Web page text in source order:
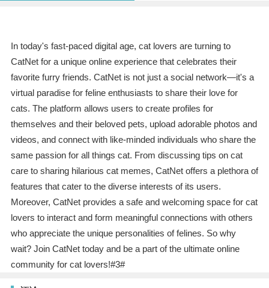
In today's fast-paced digital age, cat lovers are turning to
CatNet for a unique online experience that celebrates their
favorite furry friends. CatNet is not just a social network—it's a
virtual paradise for feline enthusiasts to share their love for
cats. The platform allows users to create profiles for
themselves and their beloved pets, upload adorable photos and
videos, and connect with like-minded individuals who share the
same passion for all things cat. From discussing tips on cat
care to sharing hilarious cat memes, CatNet offers a plethora of
features that cater to the diverse interests of its users.
Moreover, CatNet provides a safe and welcoming space for cat
lovers to interact and form meaningful connections with others
who appreciate the unique personalities of felines. So why
wait? Join CatNet today and be a part of the ultimate online
community for cat lovers!#3#